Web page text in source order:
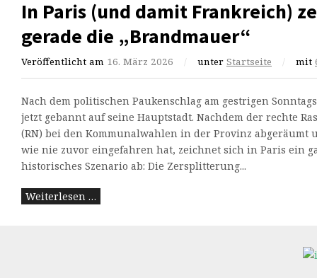
In Paris (und damit Frankreich)
gerade die „Brandmauer“
Veröffentlicht am 16. März 2026 / unter Startseite / mit
Nach dem politischen Paukenschlag am gestrigen
jetzt gebannt auf seine Hauptstadt. Nachdem der rechte
(RN) bei den Kommunalwahlen in der Provinz abgeräumt
wie nie zuvor eingefahren hat, zeichnet sich in Paris ein
historisches Szenario ab: Die Zersplitterung...
Weiterlesen …